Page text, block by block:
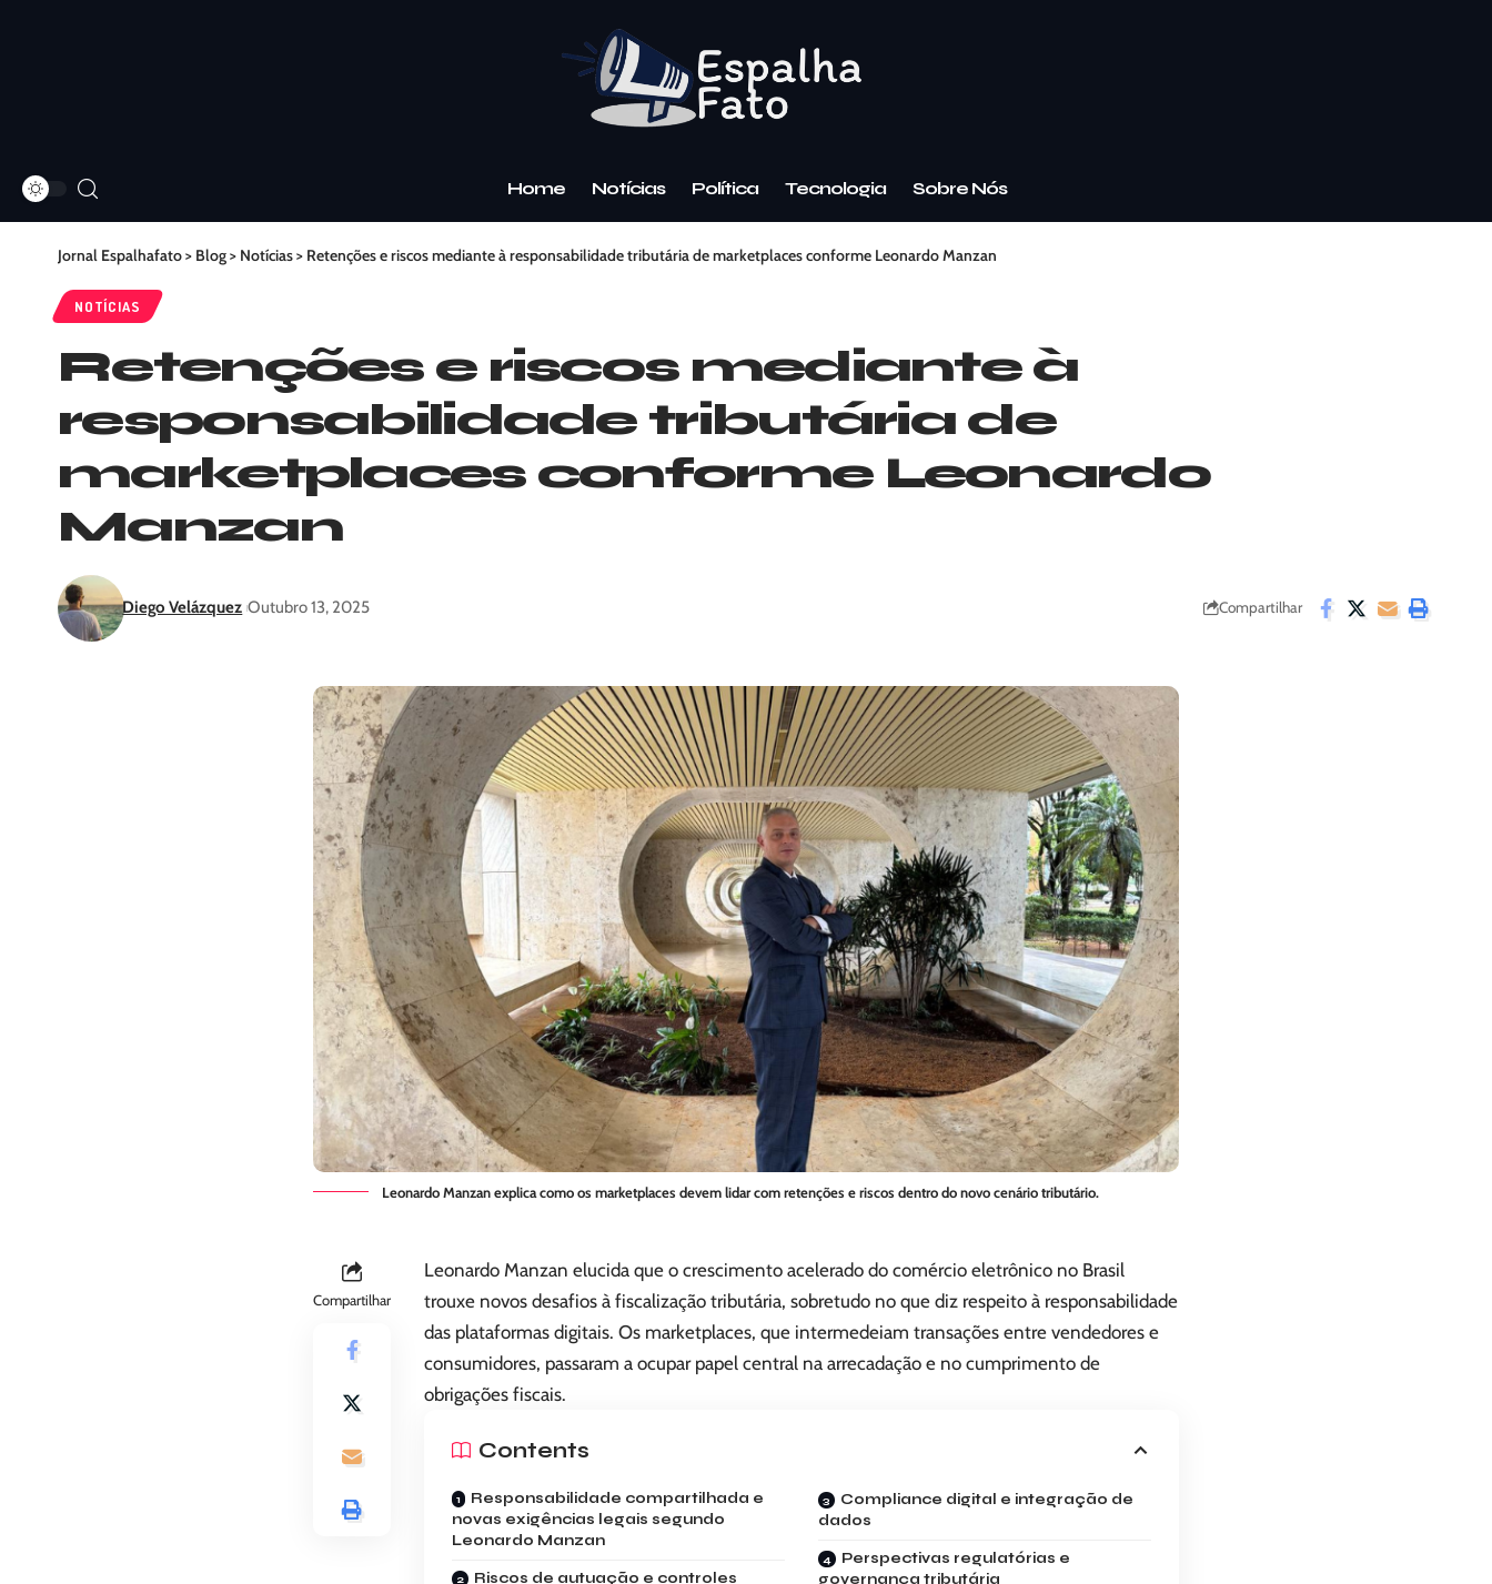
Home Notícias Política Tecnologia Sobre Nós
Jornal Espalhafato> Blog> Notícias> Retenções e riscos mediante à responsabilidade tributária de marketplaces conforme Leonardo Manzan
NOTÍCIAS
Retenções e riscos mediante à
responsabilidade tributária de
marketplaces conforme Leonardo
Manzan
Diego Velázquez Outubro 13, 2025 Compartilhar
Leonardo Manzan explica como os marketplaces devem lidar com retenções e riscos dentro do novo cenário tributário.
Compartilhar
Leonardo Manzan elucida que o crescimento acelerado do comércio eletrônico no Brasil
trouxe novos desafios à fiscalização tributária, sobretudo no que diz respeito à responsabilidade
das plataformas digitais. Os marketplaces, que intermedeiam transações entre vendedores e
consumidores, passaram a ocupar papel central na arrecadação e no cumprimento de
obrigações fiscais.
Contents
Responsabilidade compartilhada e
novas exigências legais segundo
Leonardo Manzan
Riscos de autuação e controles
Compliance digital e integração de
dados
Perspectivas regulatórias e
governança tributária